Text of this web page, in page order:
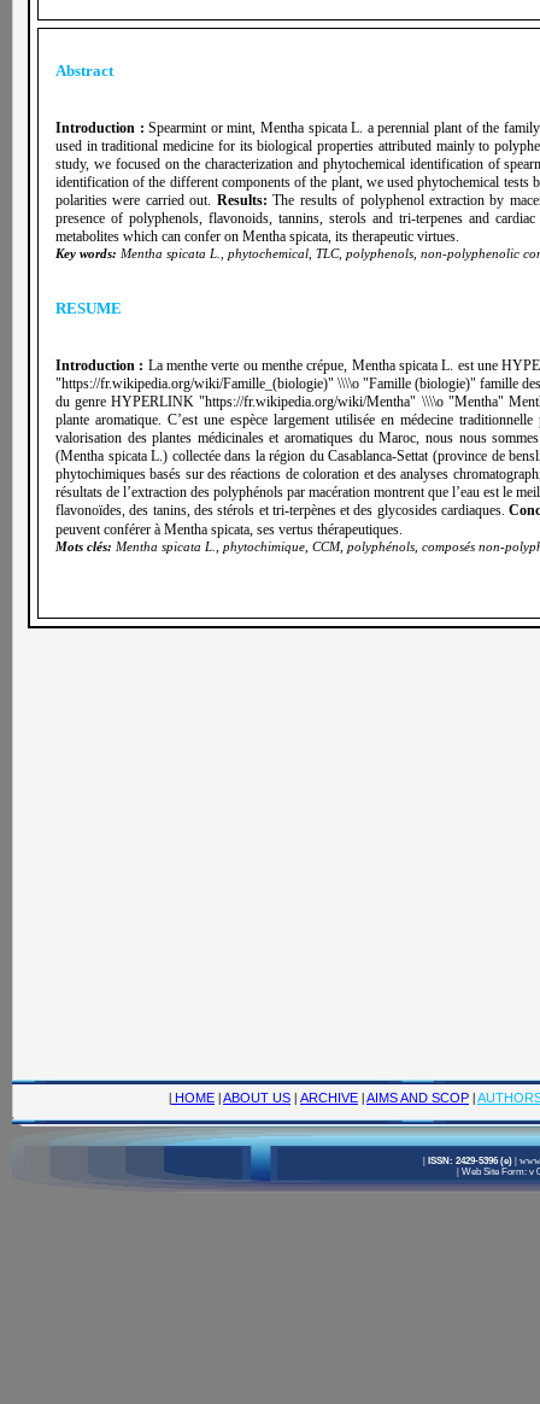
|ISSN: 2429-5396 (e) |
|Web Site Form: v
| HOME |ABOUT US | ARCHIVE |AIMS AND SCOP |
Abstract
Introduction : Spearmint or mint, Mentha spicata L. a perennial plant of the
used in traditional medicine for its biological properties attributed mainly to
study, we focused on the characterization and phytochemical identification of
identification of the different components of the plant, we used phytochemical
polarities were carried out. Results: The results of polyphenol extraction by
presence of polyphenols, flavonoids, tannins, sterols and tri-terpenes and
metabolites which can confer on Mentha spicata, its therapeutic virtues.
Key words: Mentha spicata L., phytochemical, TLC, polyphenols, non-polyphenolic
RESUME
Introduction : La menthe verte ou menthe crépue, Mentha spicata L. est une
"https://fr.wikipedia.org/wiki/Famille_(biologie)" \\\\o "Famille (biologie)" famille
du genre HYPERLINK "https://fr.wikipedia.org/wiki/Mentha" \\\\o "Mentha"
plante aromatique. C’est une espèce largement utilisée en médecine
valorisation des plantes médicinales et aromatiques du Maroc, nous nous
(Mentha spicata L.) collectée dans la région du Casablanca-Settat (province de
phytochimiques basés sur des réactions de coloration et des analyses
résultats de l’extraction des polyphénols par macération montrent que l’eau est le
flavonoïdes, des tanins, des stérols et tri-terpènes et des glycosides cardiaques.
peuvent conférer à Mentha spicata, ses vertus thérapeutiques.
Mots clés: Mentha spicata L., phytochimique, CCM, polyphénols, composés non-